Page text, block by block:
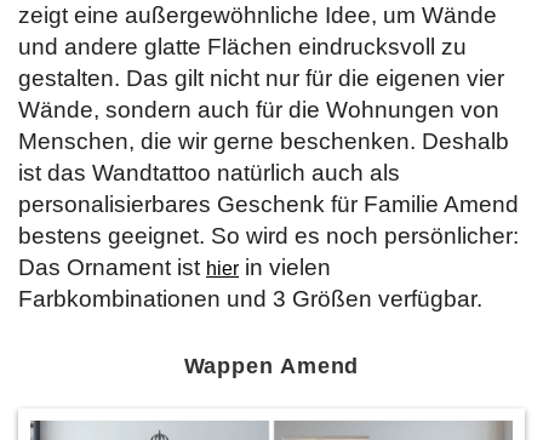
zeigt eine außergewöhnliche Idee, um Wände
und andere glatte Flächen eindrucksvoll zu
gestalten. Das gilt nicht nur für die eigenen vier
Wände, sondern auch für die Wohnungen von
Menschen, die wir gerne beschenken. Deshalb
ist das Wandtattoo natürlich auch als
personalisierbares Geschenk für Familie Amend
bestens geeignet. So wird es noch persönlicher:
Das Ornament ist hier in vielen
Farbkombinationen und 3 Größen verfügbar.
Wappen Amend